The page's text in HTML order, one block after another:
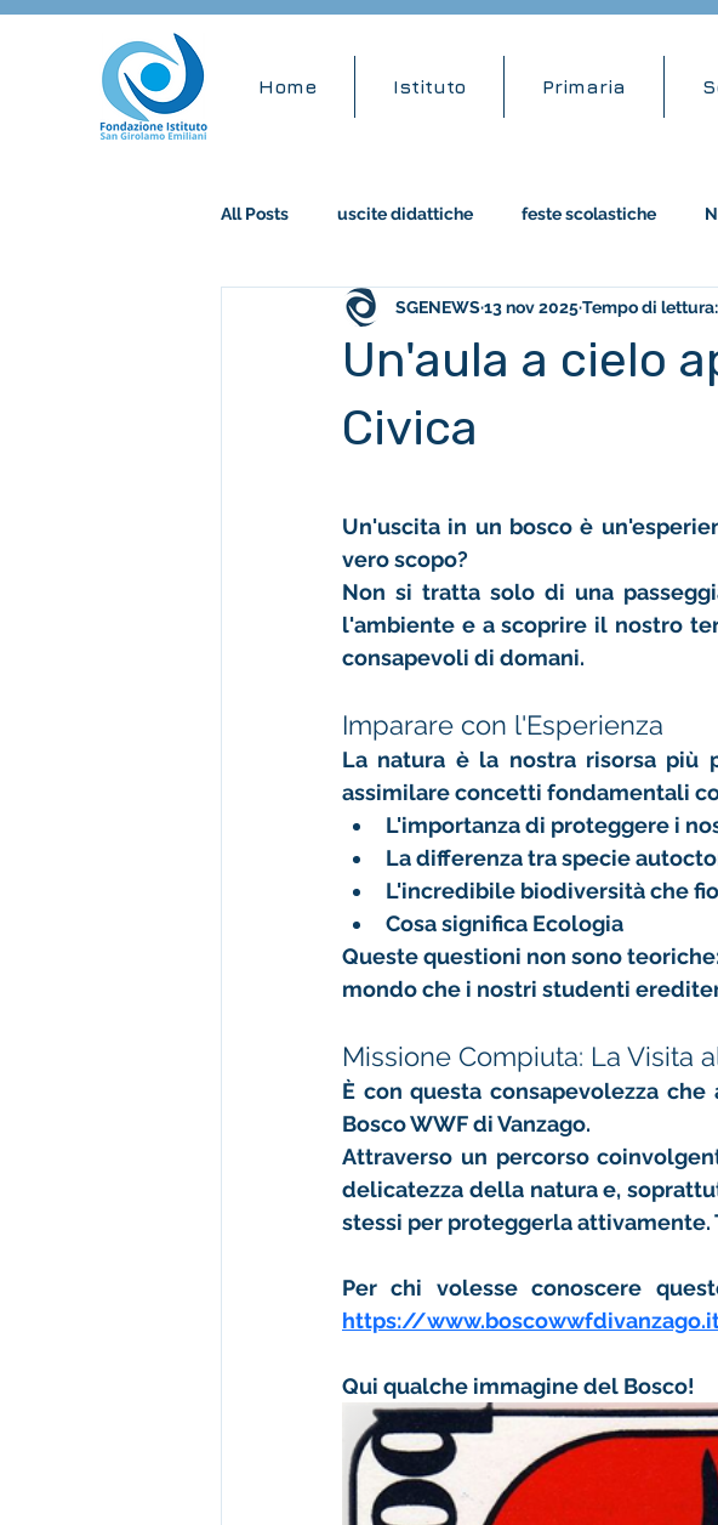
Home Istituto Primaria
All Posts uscite didattiche feste scolastiche
accademia musicale stem attività didattiche
Un'aula a cielo
Civica
SGENEWS13 nov 2025Tempo di
Un'uscita in un bosco è
vero scopo?
Non si tratta solo di una
l'ambiente e a scoprire il nostro
consapevoli di domani.
Imparare con l'Esperienza
La natura è la nostra risorsa più
assimilare concetti fondamentali
L'importanza di proteggere i
La differenza tra specie
L'incredibile biodiversità che
Cosa significa Ecologia
Queste questioni non sono
mondo che i nostri studenti
Missione Compiuta: La Visita
Bosco WWF di Vanzago.
delicatezza della natura e,
stessi per proteggerla attivamente.
https://
Qui qualche immagine del Bosco!